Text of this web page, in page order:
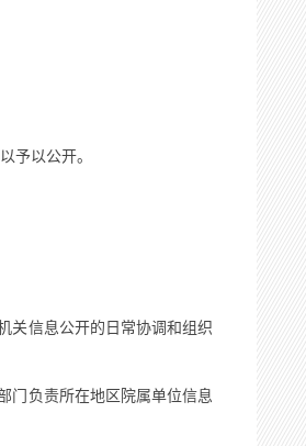
予以公开。
关信息公开的日常协调和组织
门负责所在地区院属单位信息